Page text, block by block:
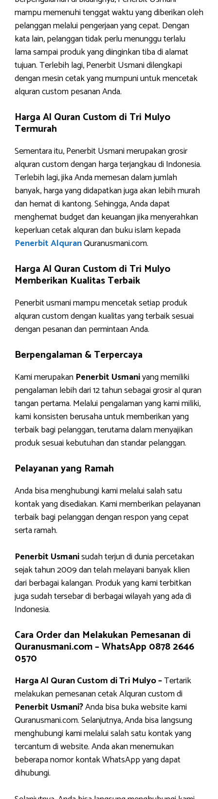
mampu memenuhi tenggat waktu yang diberikan oleh
pelanggan melalui pengerjaan yang cepat. Dengan
kata lain, pelanggan tidak perlu menunggu terlalu
lama sampai produk yang diinginkan tiba di alamat
tujuan. Terlebih lagi, Penerbit Usmani dilengkapi
dengan mesin cetak yang mumpuni untuk mencetak
alquran custom pesanan Anda.
Harga Al Quran Custom di Tri Mulyo
Termurah
Sementara itu, Penerbit Usmani merupakan grosir
alquran custom dengan harga terjangkau di Indonesia.
Terlebih lagi, jika Anda memesan dalam jumlah
banyak, harga yang didapatkan juga akan lebih murah
dan hemat di kantong. Sehingga, Anda dapat
menghemat budget dan keuangan jika menyerahkan
keperluan cetak alquran dan buku islam kepada
Penerbit AlquranQuranusmani.com.
Harga Al Quran Custom di Tri Mulyo
Memberikan Kualitas Terbaik
Penerbit usmani mampu mencetak setiap produk
alquran custom dengan kualitas yang terbaik sesuai
dengan pesanan dan permintaan Anda.
Berpengalaman & Terpercaya
Kami merupakan Penerbit Usmaniyang memiliki
pengalaman lebih dari 12 tahun sebagai grosir al quran
tangan pertama. Melalui pengalaman yang kami miliki,
kami konsisten berusaha untuk memberikan yang
terbaik bagi pelanggan, terutama dalam menyajikan
produk sesuai kebutuhan dan standar pelanggan.
Pelayanan yang Ramah
Anda bisa menghubungi kami melalui salah satu
kontak yang disediakan. Kami memberikan pelayanan
terbaik bagi pelanggan dengan respon yang cepat
serta ramah.
Penerbit Usmanisudah terjun di dunia percetakan
sejak tahun 2009 dan telah melayani banyak klien
dari berbagai kalangan. Produk yang kami terbitkan
juga sudah tersebar di berbagai wilayah yang ada di
Indonesia.
Cara Order dan Melakukan Pemesanan di
Quranusmani.com –WhatsApp 0878 2646
0570
Harga Al Quran Custom di Tri Mulyo –Tertarik
melakukan pemesanan cetak Alquran custom di
Penerbit Usmani?Anda bisa buka website kami
Quranusmani.com. Selanjutnya, Anda bisa langsung
menghubungi kami melalui salah satu kontak yang
tercantum di website. Anda akan menemukan
beberapa nomor kontak WhatsApp yang dapat
dihubungi.